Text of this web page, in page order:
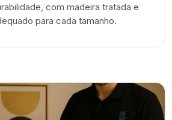
com madeira tratada e
para cada tamanho.